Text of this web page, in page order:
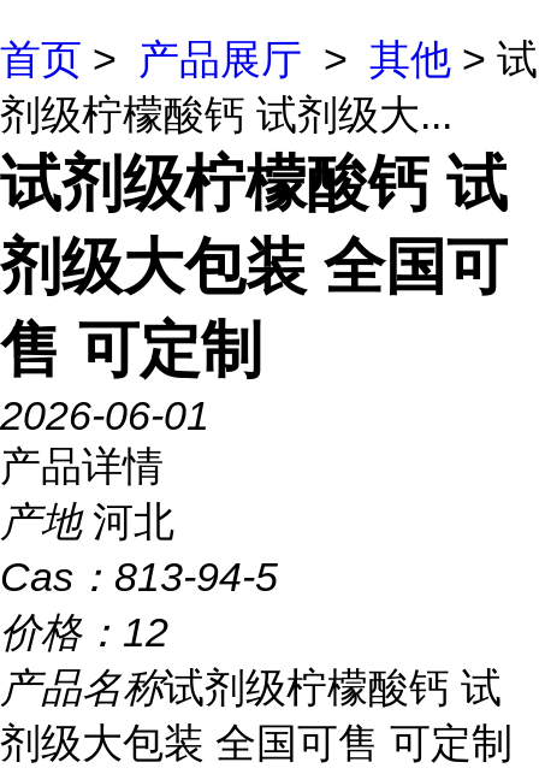
首页 > 产品展厅 > 其他 > 试
剂级柠檬酸钙 试剂级大...
试剂级柠檬酸钙 试
剂级大包装 全国可
售 可定制
2026-06-01
产品详情
产地 河北
Cas： 813-94-5
价格： 12
产品名称试剂级柠檬酸钙 试
剂级大包装 全国可售 可定制